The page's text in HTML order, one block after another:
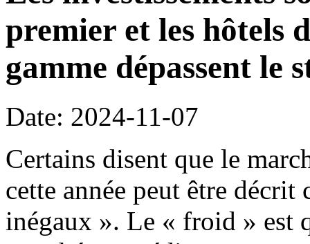
premier et les hôtels
gamme dépassent le
Date: 2024-11-07
Certains disent que le
cette année peut être
inégaux ». Le « froid » est